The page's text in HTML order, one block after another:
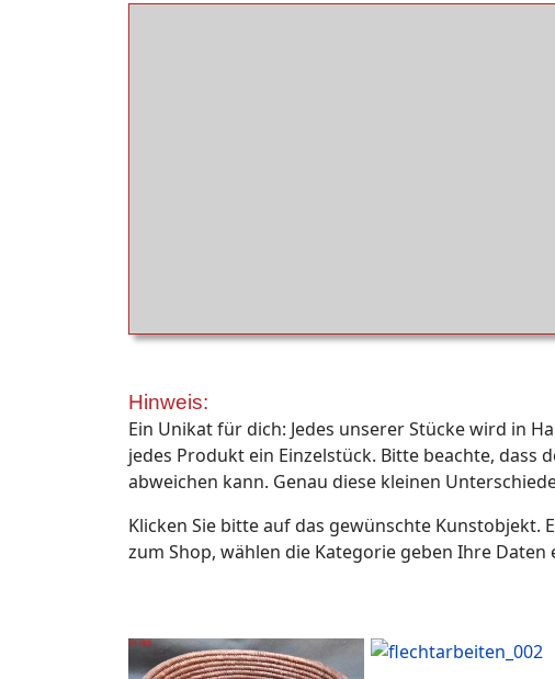
Hinweis:
Ein Unikat für dich: Jedes unserer Stücke wird in
jedes Produkt ein Einzelstück. Bitte beachte,
abweichen kann. Genau diese kleinen
Klicken Sie bitte auf das gewünschte Kunstobjekt.
zum Shop, wählen die Kategorie geben Ihre